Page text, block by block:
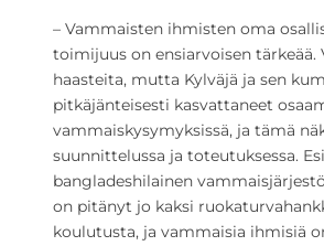
– Vammaisten ihmisten oma
toimijuus on ensiarvoisen tärkeää.
haasteita, mutta Kylväjä ja sen
pitkäjänteisesti kasvattaneet
vammaiskysymyksissä, ja tämä
suunnittelussa ja toteutuksessa.
bangladeshilainen
on pitänyt jo kaksi
koulutusta, ja vammaisia ihmisiä